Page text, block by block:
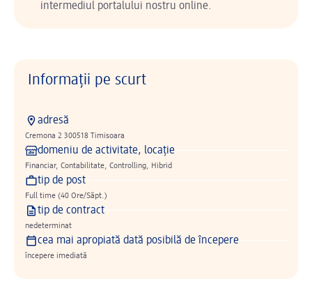
intermediul portalului nostru online.
Informații pe scurt
adresă
Cremona 2 300518 Timisoara
domeniu de activitate, locație
Financiar, Contabilitate, Controlling, Hibrid
tip de post
Full time (40 Ore/Săpt.)
tip de contract
nedeterminat
cea mai apropiată dată posibilă de începere
începere imediată